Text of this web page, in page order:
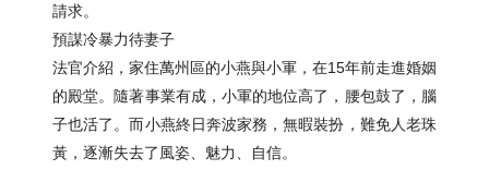
請求。
預謀冷暴力待妻子
法官介紹，家住萬州區的小燕與小軍，在15年前走進婚姻
的殿堂。隨著事業有成，小軍的地位高了，腰包鼓了，腦
子也活了。而小燕終日奔波家務，無暇裝扮，難免人老珠
黃，逐漸失去了風姿、魅力、自信。